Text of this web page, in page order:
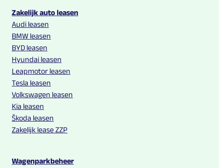
Multilease links en contact informatie
Zakelijk auto leasen
Audi leasen
BMW leasen
BYD leasen
Hyundai leasen
Leapmotor leasen
Tesla leasen
Volkswagen leasen
Kia leasen
Škoda leasen
Zakelijk lease ZZP
Wagenparkbeheer